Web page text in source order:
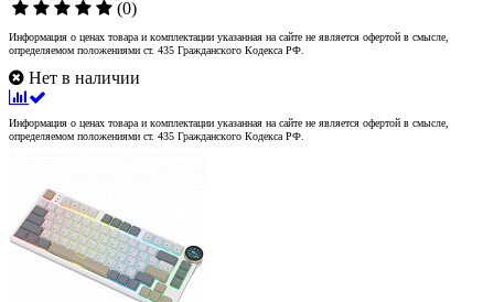
(0)
Информация о ценах товара и комплектации указанная на сайте не является офертой в смысле,
определяемом положениями ст. 435 Гражданского Кодекса РФ.
Нет в наличии
Информация о ценах товара и комплектации указанная на сайте не является офертой в смысле,
определяемом положениями ст. 435 Гражданского Кодекса РФ.